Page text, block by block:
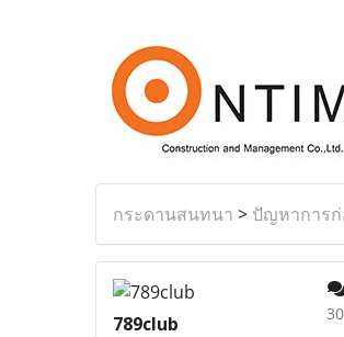
กระดานสนทนา > ปัญหาการก่
789club